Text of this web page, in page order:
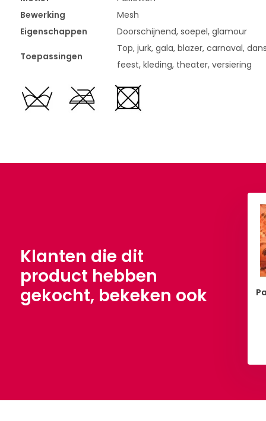
Bewerking
Mesh
Eigenschappen
Doorschijnend, soepel, glamour
Toepassingen
Top, jurk, gala, blazer, carnaval,
feest, kleding, theater, versiering
Klanten die dit
product hebben
gekocht, bekeken ook